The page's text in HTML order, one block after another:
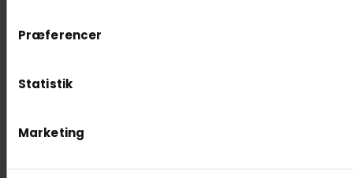
Præferencer
Statistik
Marketing